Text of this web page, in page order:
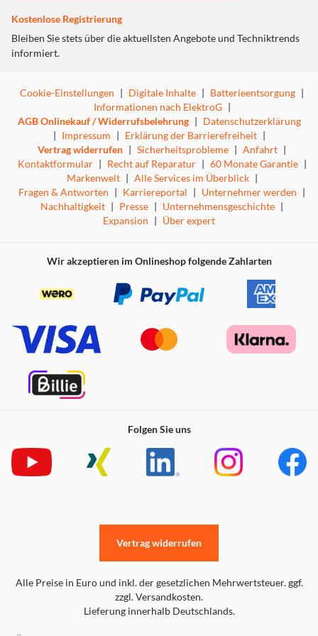
Kostenlose Registrierung
Bleiben Sie stets über die aktuellsten Angebote und Techniktrends
informiert.
Cookie-Einstellungen | Digitale Inhalte | Batterieentsorgung |
Informationen nach ElektroG |
AGB Onlinekauf / Widerrufsbelehrung | Datenschutzerklärung
| Impressum | Erklärung der Barrierefreiheit |
Vertrag widerrufen | Sicherheitsprobleme | Anfahrt |
Kontaktformular | Recht auf Reparatur | 60 Monate Garantie |
Markenwelt | Alle Services im Überblick |
Fragen & Antworten | Karriereportal | Unternehmer werden |
Nachhaltigkeit | Presse | Unternehmensgeschichte |
Expansion | Über expert
Wir akzeptieren im Onlineshop folgende Zahlarten
Folgen Sie uns
Alle Preise in Euro und inkl. der gesetzlichen Mehrwertsteuer. ggf.
zzgl. Versandkosten.
Lieferung innerhalb Deutschlands.
Vertrag widerrufen